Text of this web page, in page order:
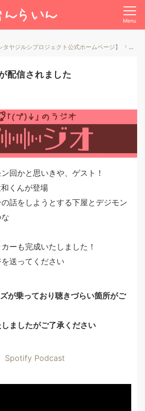
Menu
ヤジルシプロジェクト公式ホームページ】 投稿
配信されました
回かと思いきや、ゲスト！
くんが登場
話をしようとする下屋とデジモン
ーも完成いたしました！
送ってください
が乗っており聴きづらい箇所がご
ましたがご了承ください
Spotify Podcast